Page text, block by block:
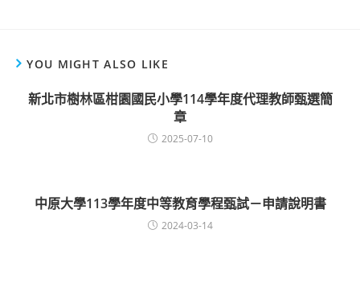
YOU MIGHT ALSO LIKE
新北市樹林區柑園國民小學114學年度代理教師甄選簡
章
2025-07-10
中原大學113學年度中等教育學程甄試－申請說明書
2024-03-14